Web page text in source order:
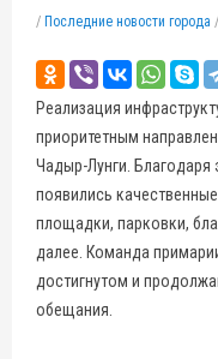
/ Последние новости города /
Реализация
приоритетным
Чадыр-Лунги. Благодаря
появились
площадки, парковки,
далее. Команда
достигнутом и
обещания.